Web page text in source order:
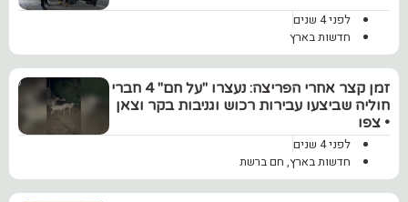
לפני 4 שנים
חדשות בארץ
זמן קצר אחרי הפריצה: נעצרו "על חם" 4 חברי
חוליה שביצעו עבירות רכוש וגניבות בקר וצאן
• צפו
לפני 4 שנים
חדשות בארץ, חם ברשת